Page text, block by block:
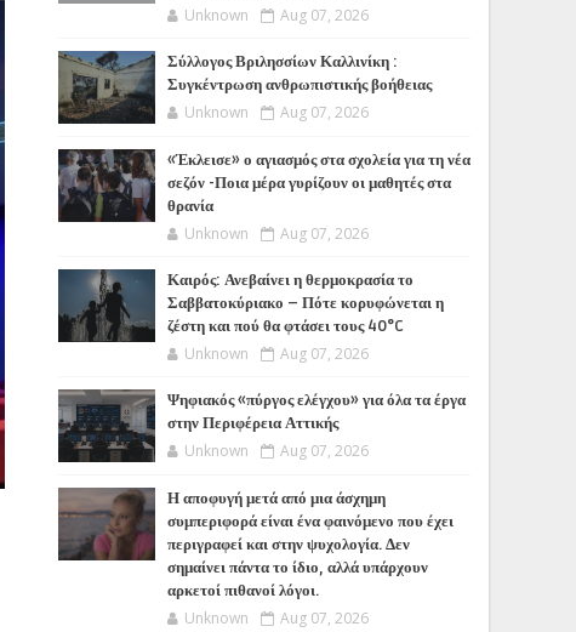
Unknown Aug 07, 2026
Σύλλογος Βριλησσίων Καλλινίκη :
Συγκέντρωση ανθρωπιστικής βοήθειας
Unknown Aug 07, 2026
«Έκλεισε» ο αγιασμός στα σχολεία για τη νέα
σεζόν -Ποια μέρα γυρίζουν οι μαθητές στα
θρανία
Unknown Aug 07, 2026
Καιρός: Ανεβαίνει η θερμοκρασία το
Σαββατοκύριακο – Πότε κορυφώνεται η
ζέστη και πού θα φτάσει τους 40°C
Unknown Aug 07, 2026
Ψηφιακός «πύργος ελέγχου» για όλα τα έργα
στην Περιφέρεια Αττικής
Unknown Aug 07, 2026
Η αποφυγή μετά από μια άσχημη
συμπεριφορά είναι ένα φαινόμενο που έχει
περιγραφεί και στην ψυχολογία. Δεν
σημαίνει πάντα το ίδιο, αλλά υπάρχουν
αρκετοί πιθανοί λόγοι.
Unknown Aug 07, 2026